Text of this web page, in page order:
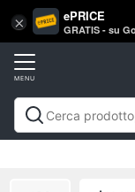
× ePRICE
GRATIS - su
Accedi
Registrati
Offerte
Vai
al